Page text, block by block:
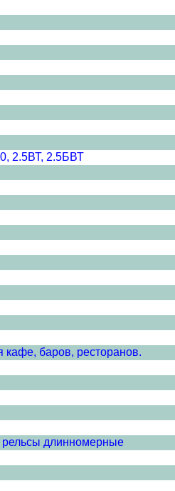
2.5ВТ, 2.5БВТ
кафе, баров, ресторанов.
рельсы длинномерные